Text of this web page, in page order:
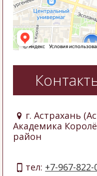
г. Астрахань
Академика
район
тел: +7-967-822-